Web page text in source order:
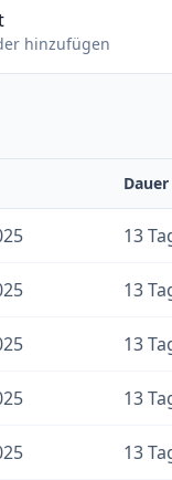
hinzufügen
Dauer
13
13
13
13
13